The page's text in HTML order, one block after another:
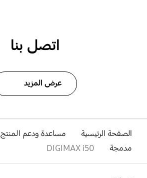
اتصل بنا
عرض المزيد
الصفحة الرئيسية مساعدة ودعم المنتج
مدمجة
DIGIMAX i50